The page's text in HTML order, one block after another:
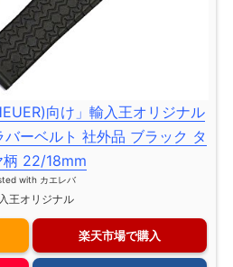
向け」輸入王オリジナル
ーベルト 社外品 ブラック タ
柄 22/18mm
with カエレバ
王オリジナル
楽天市場で購入